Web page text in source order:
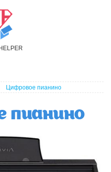
H ELPER
Цифровое пианино
пианино